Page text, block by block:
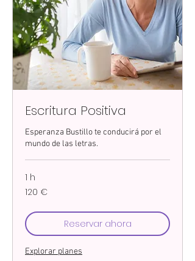
Escritura Positiva
Esperanza Bustillo te conducirá por el
mundo de las letras.
1 h
120
euros
120 €
Reservar ahora
Explorar planes